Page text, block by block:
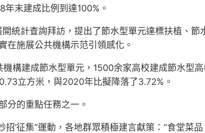
末建成比例到達100%。
統計查詢拜訪，提出了節水型單元達標扶植、節
在施展公共機構示范引領感化。
構建成節水型單元，1500余家高校建成節水型
立方米，與2020年比擬降落了3.72%。
分的重點任務之一。
’征集”運動，各地群眾積極建言獻策：“食堂菜